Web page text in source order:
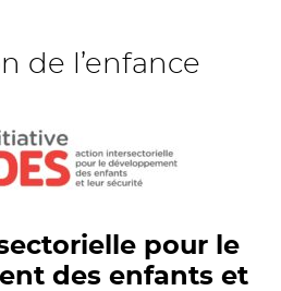
de l’enfance
pour le
des enfants et